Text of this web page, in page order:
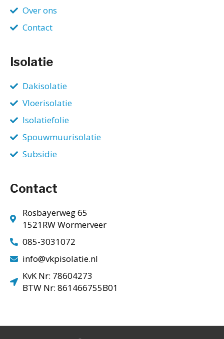
Over ons
Contact
Isolatie
Dakisolatie
Vloerisolatie
Isolatiefolie
Spouwmuurisolatie
Subsidie
Contact
Rosbayerweg 65
1521RW Wormerveer
085-3031072
info@vkpisolatie.nl
KvK Nr: 78604273
BTW Nr: 861466755B01